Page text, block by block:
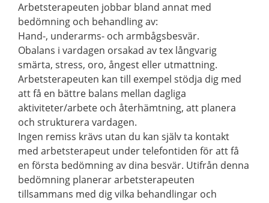
Arbetsterapeuten jobbar bland annat med
bedömning och behandling av:
Hand-, underarms- och armbågsbesvär.
Obalans i vardagen orsakad av tex långvarig
smärta, stress, oro, ångest eller utmattning.
Arbetsterapeuten kan till exempel stödja dig med
att få en bättre balans mellan dagliga
aktiviteter/arbete och återhämtning, att planera
och strukturera vardagen.
Ingen remiss krävs utan du kan själv ta kontakt
med arbetsterapeut under telefontiden för att få
en första bedömning av dina besvär. Utifrån denna
bedömning planerar arbetsterapeuten
tillsammans med dig vilka behandlingar och